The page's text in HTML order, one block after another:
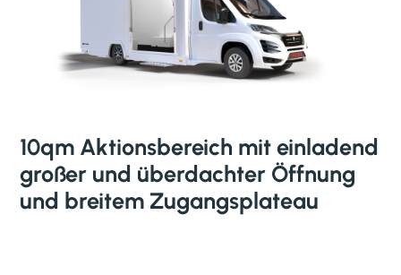
10qm Aktionsbereich mit einladend
großer und überdachter Öffnung
und breitem Zugangsplateau